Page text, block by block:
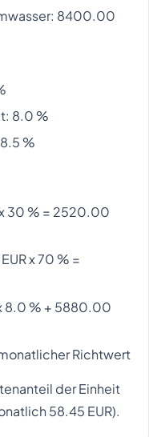
8400.00
8.0 %
%
30 % = 2520.00
x 70 % =
8.0 % + 5880.00
Richtwert
der Einheit
58.45 EUR).